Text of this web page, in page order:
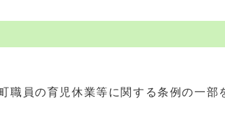
職員の育児休業等に関する条例の一部